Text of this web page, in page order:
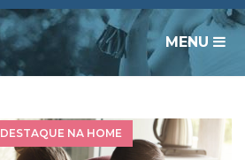
MENU
DESTAQUE NA HOME